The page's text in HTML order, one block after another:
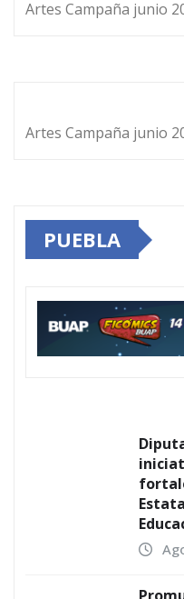
Artes Campaña junio
Artes Campaña junio
PUEBLA